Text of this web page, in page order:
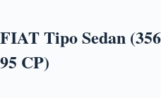
FIAT Tipo Sedan
95 CP)